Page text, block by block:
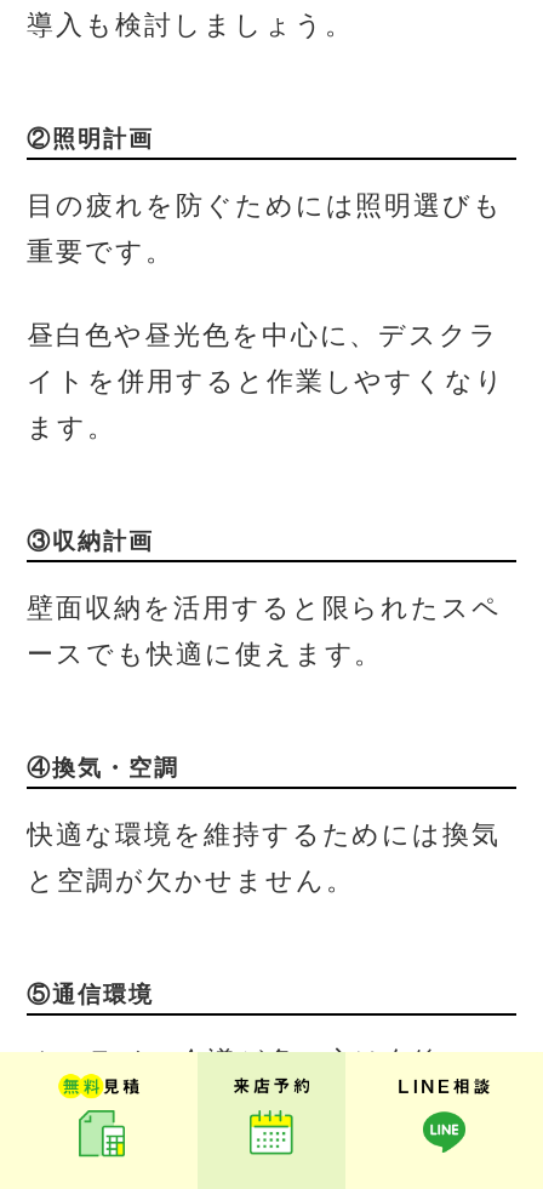
導入も検討しましょう。
②照明計画
目の疲れを防ぐためには照明選びも
重要です。
昼白色や昼光色を中心に、デスクラ
イトを併用すると作業しやすくなり
ます。
③収納計画
壁面収納を活用すると限られたスペ
ースでも快適に使えます。
④換気・空調
快適な環境を維持するためには換気
と空調が欠かせません。
⑤通信環境
オンライン会議が多い方は有線LAN
も検討しましょう。